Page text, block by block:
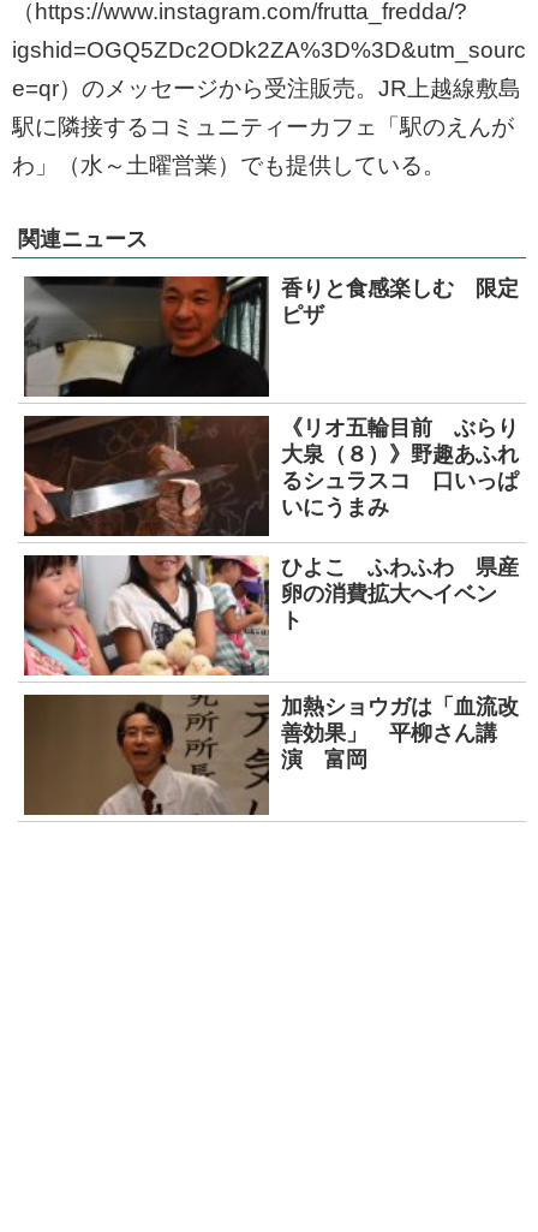
（https://www.instagram.com/frutta_fredda/?
igshid=OGQ5ZDc2ODk2ZA%3D%3D&utm_sourc
e=qr）のメッセージから受注販売。JR上越線敷島
駅に隣接するコミュニティーカフェ「駅のえんが
わ」（水～土曜営業）でも提供している。
関連ニュース
香りと食感楽しむ 限定
ピザ
《リオ五輪目前 ぶらり
大泉（８）》野趣あふれ
るシュラスコ 口いっぱ
いにうまみ
ひよこ ふわふわ 県産
卵の消費拡大へイベン
ト
加熱ショウガは「血流改
善効果」 平柳さん講
演 富岡